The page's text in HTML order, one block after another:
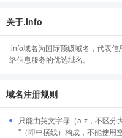
关于.info
.info域名为国际顶级域名，代表
络信息服务的优选域名。
域名注册规则
只能由英文字母（a-z，不区分
"（即中横线）构成，不能使用